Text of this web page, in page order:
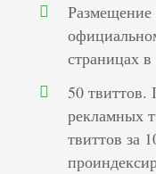
страницах в
50 твиттов.
рекламных
твиттов за